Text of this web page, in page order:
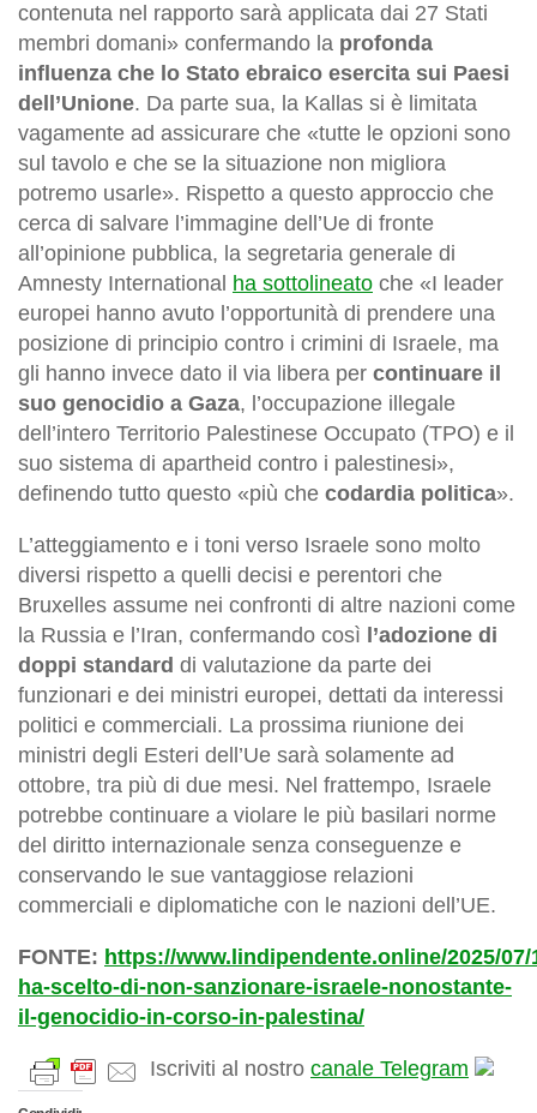
contenuta nel rapporto sarà applicata dai 27 Stati
membri domani» confermando la profonda
influenza che lo Stato ebraico esercita sui Paesi
dell’Unione. Da parte sua, la Kallas si è limitata
vagamente ad assicurare che «tutte le opzioni sono
sul tavolo e che se la situazione non migliora
potremo usarle». Rispetto a questo approccio che
cerca di salvare l’immagine dell’Ue di fronte
all’opinione pubblica, la segretaria generale di
Amnesty International ha sottolineato che «I leader
europei hanno avuto l’opportunità di prendere una
posizione di principio contro i crimini di Israele, ma
gli hanno invece dato il via libera per continuare il
suo genocidio a Gaza, l’occupazione illegale
dell’intero Territorio Palestinese Occupato (TPO) e il
suo sistema di apartheid contro i palestinesi»,
definendo tutto questo «più che codardia politica».
L’atteggiamento e i toni verso Israele sono molto
diversi rispetto a quelli decisi e perentori che
Bruxelles assume nei confronti di altre nazioni come
la Russia e l’Iran, confermando così l’adozione di
doppi standard di valutazione da parte dei
funzionari e dei ministri europei, dettati da interessi
politici e commerciali. La prossima riunione dei
ministri degli Esteri dell’Ue sarà solamente ad
ottobre, tra più di due mesi. Nel frattempo, Israele
potrebbe continuare a violare le più basilari norme
del diritto internazionale senza conseguenze e
conservando le sue vantaggiose relazioni
commerciali e diplomatiche con le nazioni dell’UE.
FONTE: https://www.lindipendente.online/2025/07/
ha-scelto-di-non-sanzionare-israele-nonostante-
il-genocidio-in-corso-in-palestina/
Iscriviti al nostro canale Telegram